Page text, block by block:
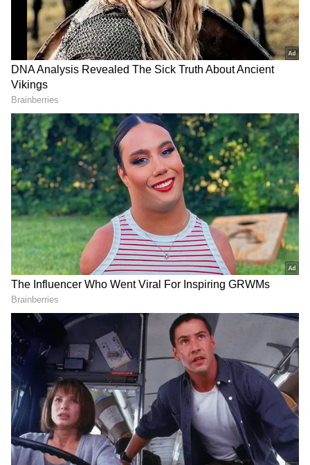
36 ఏళ్ల క్రితం మాదాపూర్‌లో గజం
ధ‌ర ఎంత ఉండేదో తెలుసా? లక్ష
పెట్టుడి పెట్టుంటే, నేడు
కోటీశ్వ‌రుల‌య్యేవారు
బంగాళాఖాతంలో
అల్పపీడనం...ఇక ఏపీలో దంచుడే
| Asianet News Telugu
LATEST VIDEOS
చీరను నేసిన సీఎం చంద్రబాబు | CM
Chandrababu Chirala tour | Asianet
Telugu
బంగాళాఖాతంలో అల్పపీడనం...ఇక ఏపీలో
దంచుడే | Asianet News Telugu